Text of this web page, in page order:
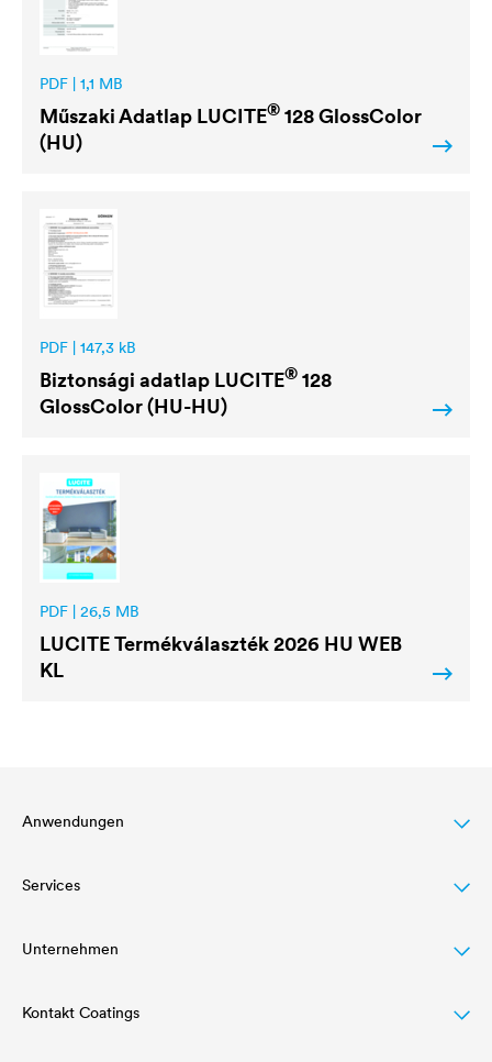
PDF | 1,1 MB
Műszaki Adatlap LUCITE® 128 GlossColor
(HU)
PDF | 147,3 kB
Biztonsági adatlap LUCITE® 128
GlossColor (HU-HU)
PDF | 26,5 MB
LUCITETermékválaszték 2026 HU WEB
KL
Anwendungen
Dachbeschichtung
Holzlasur
Agrarwirtschaft
Services
Letöltések
Referenciáink
Unternehmen
Struktur
Kontakt Coatings